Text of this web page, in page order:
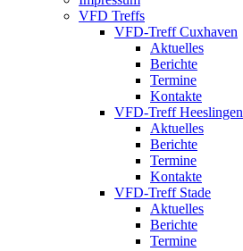
VFD Treffs
VFD-Treff Cuxhaven
Aktuelles
Berichte
Termine
Kontakte
VFD-Treff Heeslingen
Aktuelles
Berichte
Termine
Kontakte
VFD-Treff Stade
Aktuelles
Berichte
Termine